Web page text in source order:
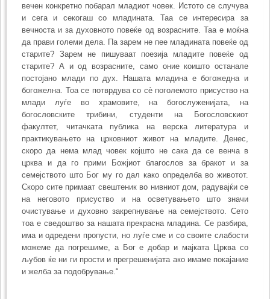
вечен конкретно побарал младиот човек. Истото се случува
и сега и секогаш со младината. Таа се интересира за
вечноста и за духов­ното повеќе од возрасните. Таа е моќна
да прави големи дела. Па зарем не пее младината повеќе од
старите? Зарем не пишуваат поезија младите повеќе од
старите? А и од возрасните, само оние коишто останале
постојано млади по дух. Нашата младина е богожедна и
богожелна. Тоа се потврдува со сè поголемото присуство на
млади луѓе во храмовите, на богослуженијата, на
богословските три­бини, студенти на Бого­слов­скиот
факултет, читачката публика на верска литера­тура и
практикувањето на црковниот живот на младите. Денес,
скоро да нема млад човек којшто не сака да се венча в
црква и да го прими Божјиот благослов за бракот и за
семејството што Бог му го дал како определба во животот.
Скоро сите примаат свештеник во нивниот дом, радувајќи се
на неговото присуство и на осветувањето што значи
очистување и духовно закрепнување на семејството. Сето
тоа е све­дошт­во за нашата прекрасна младина. Се разбира,
има и одредени пропусти, но луѓе сме и со своите слабости
можеме да погрешиме, а Бог е добар и мајката Црква со
љубов ќе ни ги прости и прегрешенијата ако имаме покајание
и желба за подобрување.“